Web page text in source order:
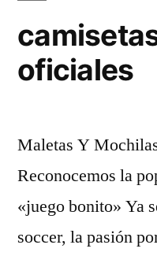
oficiales
Maletas Y
Reconocemos la
«juego bonito» Ya
soccer, la pasión